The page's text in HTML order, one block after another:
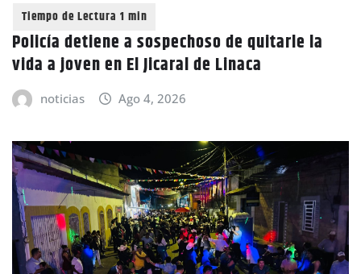
Policía detiene a sospechoso de quitarle la
vida a joven en El Jicaral de Linaca
noticias Ago 4, 2026